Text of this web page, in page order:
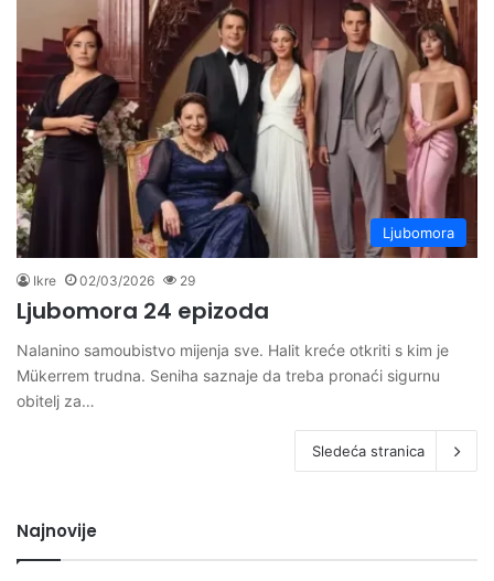
Ljubomora
Ikre 02/03/2026 29
Ljubomora 24 epizoda
Nalanino samoubistvo mijenja sve. Halit kreće otkriti s kim je
Mükerrem trudna. Seniha saznaje da treba pronaći sigurnu
obitelj za…
Sledeća stranica
Najnovije